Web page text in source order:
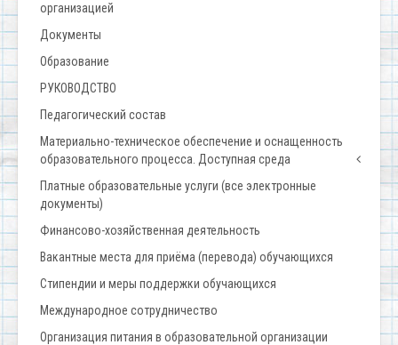
организацией
Документы
Образование
РУКОВОДСТВО
Педагогический состав
Материально-техническое обеспечение и оснащенность
образовательного процесса. Доступная среда
Платные образовательные услуги (все электронные
документы)
Финансово-хозяйственная деятельность
Вакантные места для приёма (перевода) обучающихся
Стипендии и меры поддержки обучающихся
Международное сотрудничество
Организация питания в образовательной организации